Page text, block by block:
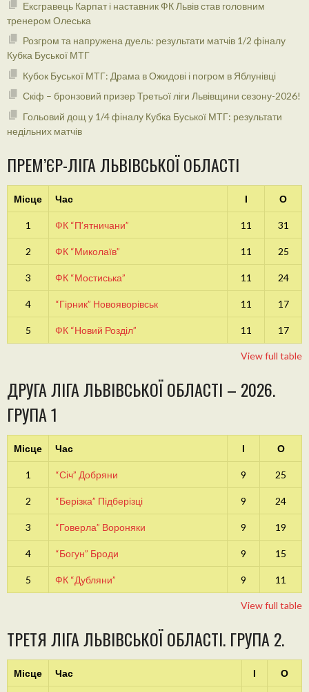
Ексгравець Карпат і наставник ФК Львів став головним
тренером Олеська
Розгром та напружена дуель: результати матчів 1/2 фіналу
Кубка Буської МТГ
Кубок Буської МТГ: Драма в Ожидові і погром в Яблунівці
Скіф – бронзовий призер Третьої ліги Львівщини сезону-2026!
Гольовий дощ у 1/4 фіналу Кубка Буської МТГ: результати
недільних матчів
ПРЕМ’ЄР-ЛІГА ЛЬВІВСЬКОЇ ОБЛАСТІ
Місце Час І О
1 ФК “П’ятничани” 11 31
2 ФК “Миколаїв” 11 25
3 ФК “Мостиська” 11 24
4 “Гірник” Новояворівськ 11 17
5 ФК “Новий Розділ” 11 17
View full table
ДРУГА ЛІГА ЛЬВІВСЬКОЇ ОБЛАСТІ – 2026.
ГРУПА 1
Місце Час І О
1 “Січ” Добряни 9 25
2 “Берізка” Підберізці 9 24
3 “Говерла” Вороняки 9 19
4 “Богун” Броди 9 15
5 ФК “Дубляни” 9 11
View full table
ТРЕТЯ ЛІГА ЛЬВІВСЬКОЇ ОБЛАСТІ. ГРУПА 2.
Місце Час І О